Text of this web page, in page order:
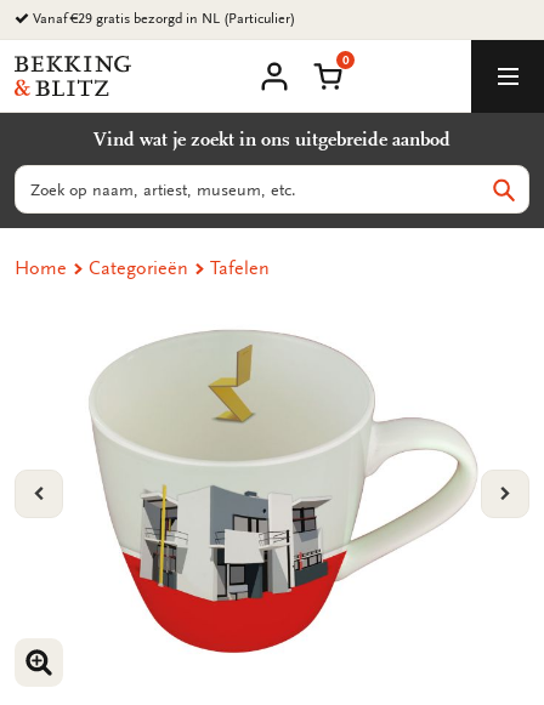
Ga
naar
content
Vanaf €29 gratis bezorgd in NL (Particulier)
Bekking
&
B.V.
account
Winkelmand
0
Vind wat je zoekt in ons uitgebreide aanbod
Zoeken
Home Categorieën Tafelen
VORIGE
VERGROOT AFBEELDING
VERGROOT AFBEELDING